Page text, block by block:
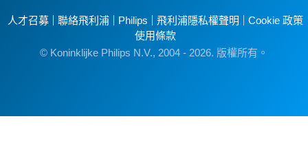
人才召募 聯絡飛利浦 Philips 飛利浦隱私權聲明
Cookie 政策
使用條款
© Koninklijke Philips N.V., 2004 - 2026. 版權所有。